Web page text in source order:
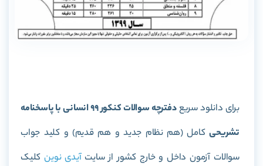
برای دانلود سریع
دفترچه سوالات کنکور 99 انسانی با پاسخنامه
تشریحیکامل (هم نظام جدید و هم قدیم) و کلید جواب
سوالات آزمون داخل و خارج کشور از سایتآیدی نوینکلیک